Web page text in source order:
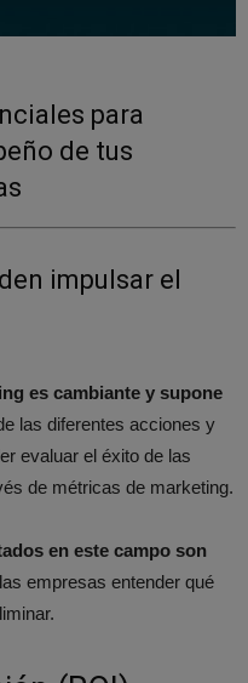
para
de tus
impulsar el
es cambiante y supone
las diferentes acciones y
evaluar el éxito de las
de métricas de marketing.
en este campo son
empresas entender qué